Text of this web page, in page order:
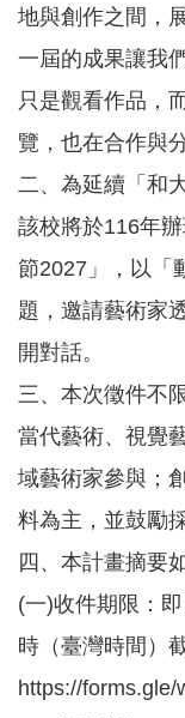
園
習
資
源
進
階
搜
尋
組
織
紹
訊
息
公
告
業
資
地與創作之間，
一屆的成果讓我
只是觀看作品，
覽，也在合作與
二、為延續「和
該校將於116年
節2027」，以
題，邀請藝術家
開對話。
三、本次徵件不
當代藝術、視覺
域藝術家參與；
料為主，並鼓勵
四、本計畫摘要
(一)收件期限：
時（臺灣時間）
https://forms.gle/